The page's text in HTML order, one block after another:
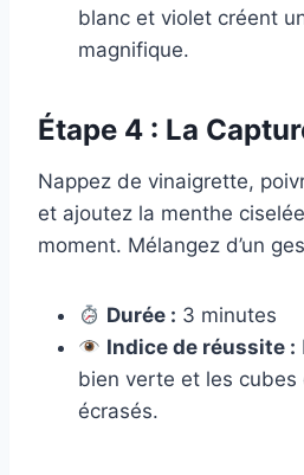
blanc et violet créent
magnifique.
Étape 4 : La
Nappez de vinaigrette,
et ajoutez la menthe
moment. Mélangez d’un
Durée : 3 minutes
Indice de réussite :
bien verte et les
écrasés.